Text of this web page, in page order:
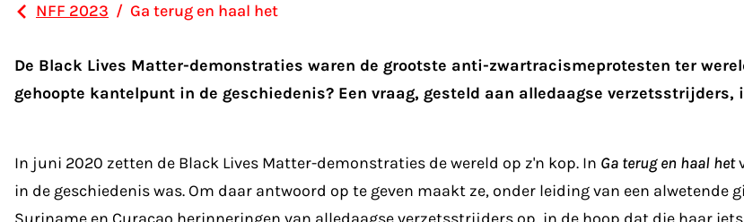
NFF 2023 / Ga terug en haal het
De Black Lives Matter-demonstraties waren de grootste anti-zwartracismeprotesten ter
gehoopte kantelpunt in de geschiedenis? Een vraag, gesteld aan alledaagse verzetsstrijders,
In juni 2020 zetten de Black Lives Matter-demonstraties de wereld op z'n kop. In Ga terug en haal het
in de geschiedenis was. Om daar antwoord op te geven maakt ze, onder leiding van een